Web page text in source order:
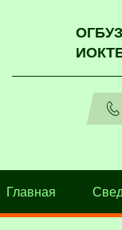
ОГБУЗ
Главная